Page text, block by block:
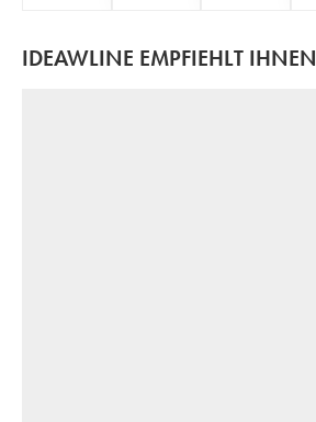
IDEAWLINE EMPFIEHLT IHNEN